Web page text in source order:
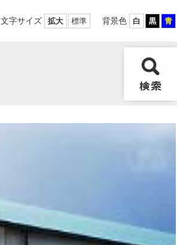
文字サイズ 拡大 標準 背景色 白 黒 青